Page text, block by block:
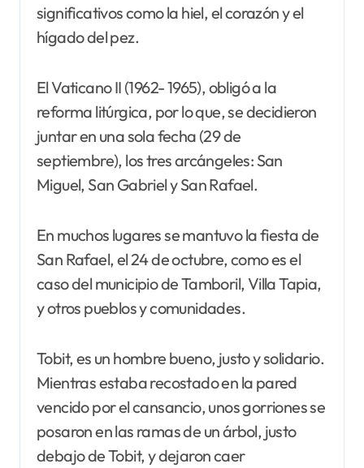
significativos como la hiel, el corazón y el
hígado del pez.
El Vaticano II (1962- 1965), obligó a la
reforma litúrgica, por lo que, se decidieron
juntar en una sola fecha (29 de
septiembre), los tres arcángeles: San
Miguel, San Gabriel y San Rafael.
En muchos lugares se mantuvo la fiesta de
San Rafael, el 24 de octubre, como es el
caso del municipio de Tamboril, Villa Tapia,
y otros pueblos y comunidades.
Tobit, es un hombre bueno, justo y solidario.
Mientras estaba recostado en la pared
vencido por el cansancio, unos gorriones se
posaron en las ramas de un árbol, justo
debajo de Tobit, y dejaron caer